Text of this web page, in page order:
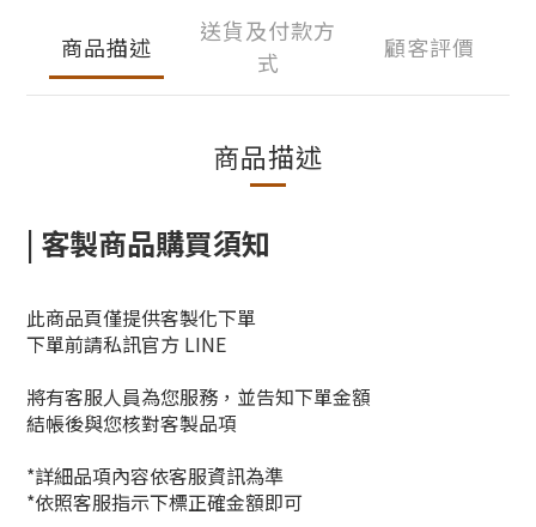
商品描述
送貨及付款方
式
顧客評價
商品描述
| 客製商品購買須知
此商品頁僅提供客製化下單
下單前請私訊官方 LINE
將有客服人員為您服務，並告知下單金額
結帳後與您核對客製品項
*詳細品項內容依客服資訊為準
*依照客服指示下標正確金額即可